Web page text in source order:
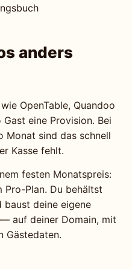
anders
OpenTable, Quandoo
eine Provision. Bei
Monat sind das schnell
Kasse fehlt.
festen Monatspreis:
Plan. Du behältst
baust deine eigene
auf deiner Domain, mit
Gästedaten.